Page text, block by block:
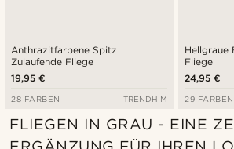
Anthrazitfarbene Spitz
Zulaufende Fliege
19,95 €
28 FARBEN TRENDHIM
Hellgraue
Fliege
24,95 €
29 FARBEN
FLIEGEN IN GRAU - EINE